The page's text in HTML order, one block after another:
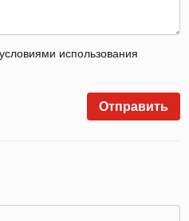
использования
Отправить